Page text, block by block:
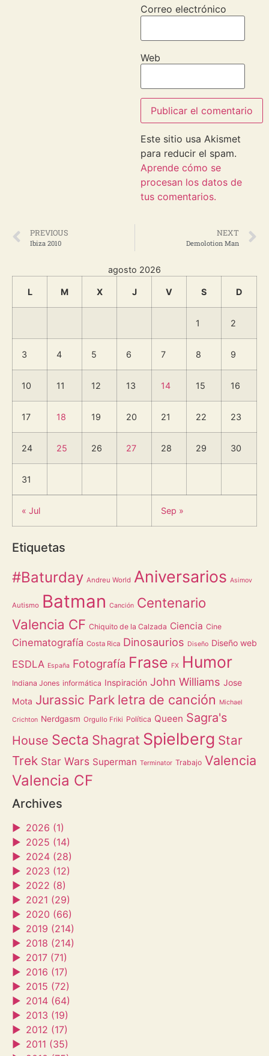
Correo electrónico
Web
Este sitio usa Akismet
para reducir el spam.
Aprende cómo se
procesan los datos de
tus comentarios.
PREVIOUS
Ibiza 2010
NEXT
Demolotion Man
agosto 2026
L M X J V S D
1 2
3 4 5 6 7 8 9
10 11 12 13 14 15 16
17 18 19 20 21 22 23
24 25 26 27 28 29 30
31
« Jul Sep »
Etiquetas
#Baturday Andreu World Aniversarios Asimov
Autismo Batman Canción Centenario
Valencia CF Chiquito de la Calzada Ciencia Cine
Cinematografía Costa Rica Dinosaurios Diseño Diseño web
ESDLA España Fotografía Frase FX Humor
Indiana Jones informática Inspiración John Williams Jose
Mota Jurassic Park letra de canción Michael
Crichton Nerdgasm Orgullo Friki Política Queen Sagra's
House Secta Shagrat Spielberg Star
Trek Star Wars Superman Terminator Trabajo Valencia
Valencia CF
Archives
► 2026 (1)
► 2025 (14)
► 2024 (28)
► 2023 (12)
► 2022 (8)
► 2021 (29)
► 2020 (66)
► 2019 (214)
► 2018 (214)
► 2017 (71)
► 2016 (17)
► 2015 (72)
► 2014 (64)
► 2013 (19)
► 2012 (17)
► 2011 (35)